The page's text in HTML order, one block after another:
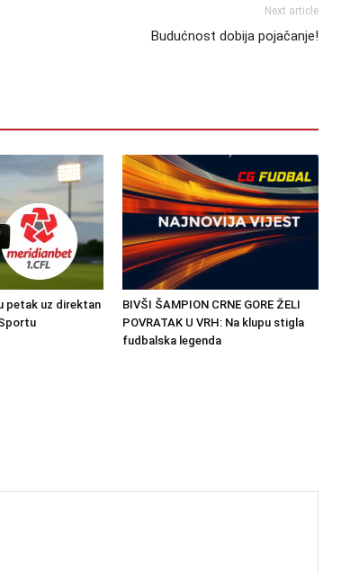
Next article
Budućnost dobija pojačanje!
petak uz direktan
BIVŠI ŠAMPION CRNE GORE ŽELI
POVRATAK U VRH: Na klupu stigla
fudbalska legenda